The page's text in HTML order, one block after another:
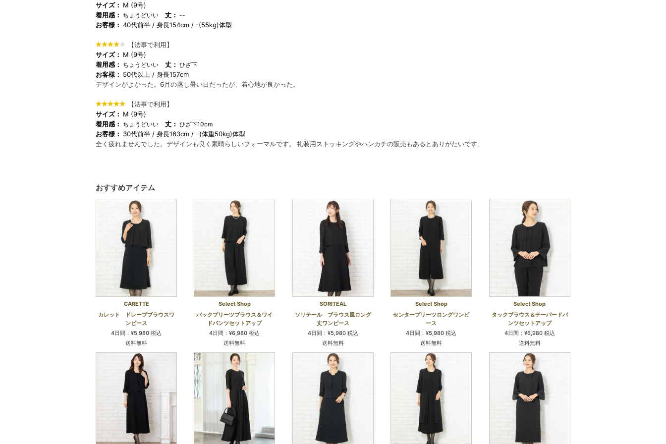
サイズ： M (9号)
着用感： ちょうどいい 丈： --
お客様： 40代前半 身長154cm -(55kg)体型
【法事で利用】
サイズ： M (9号)
着用感： ちょうどいい 丈： ひざ下
お客様： 50代以上
身長157cm
デザインがよかった。6月の蒸し暑い日だったが、着心地が良かった。
【法事で利用】
サイズ： M (9号)
着用感： ちょうどいい 丈： ひざ下10cm
お客様： 30代前半 身長163cm
ｰ(体重50kg)体型
全く疲れませんでした。デザインも良く素晴らしいフォーマルです。 礼装用ストッキングやハンカチの販売もあるとありがたいです。
おすすめアイテム
CARETTE
カレット ドレープブラウスワ
ンピース
4日間：¥5,980 税込
送料無料
Select Shop
バックプリーツブラウス＆ワイ
ドパンツセットアップ
4日間：¥6,980 税込
送料無料
SORITEAL
ソリテール ブラウス風ロング
丈ワンピース
4日間：¥5,980 税込
送料無料
Select Shop
センタープリーツロングワンピ
ース
4日間：¥5,980 税込
送料無料
Select Shop
タックブラウス＆テーパードパ
ンツセットアップ
4日間：¥6,980 税込
送料無料